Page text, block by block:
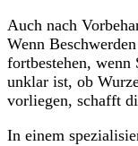
Auch nach
Wenn
fortbestehen, wenn
unklar ist, ob
vorliegen, schafft
In einem